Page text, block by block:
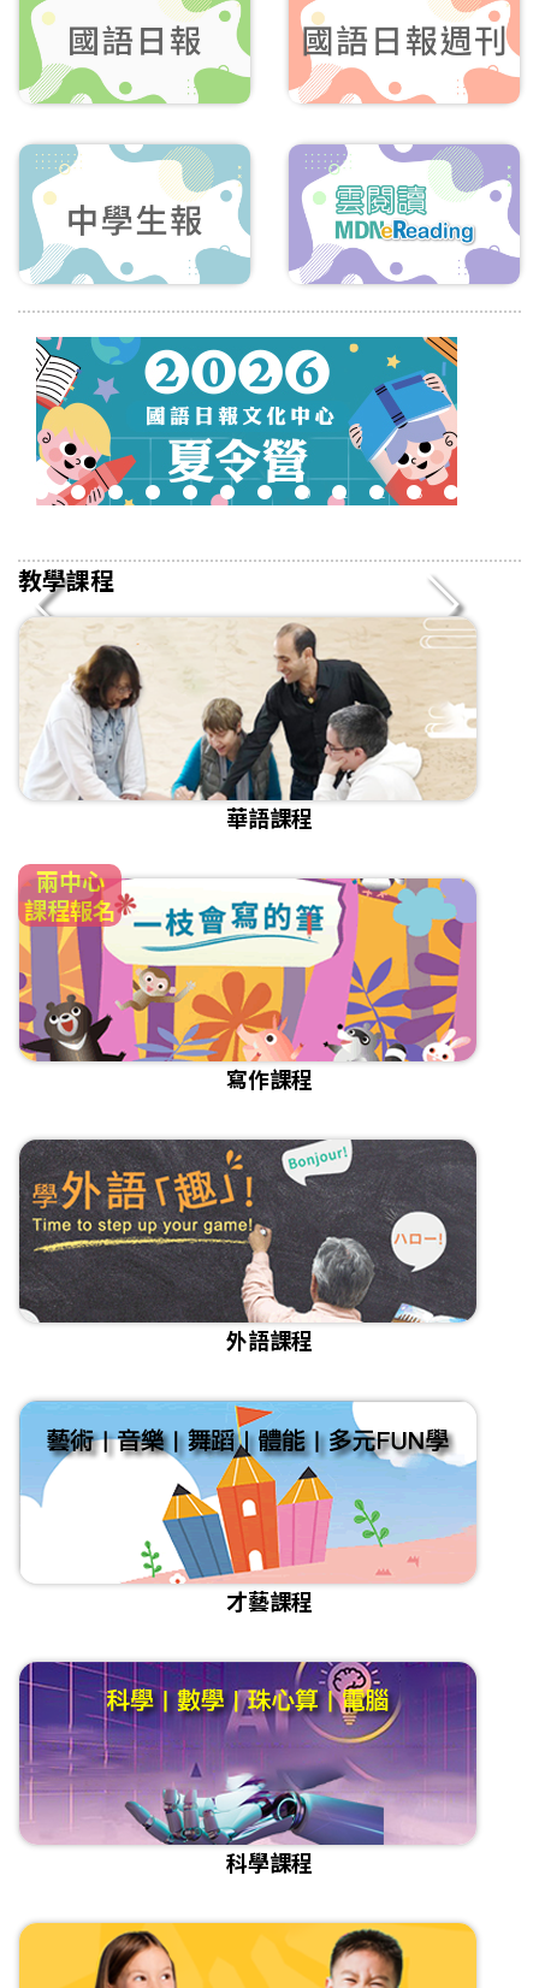
兩中心
課程報名
4 5 6 7 8 9 10 11 12 13 14
教學課程
華語課程
寫作課程
外語課程
才藝課程
科學課程